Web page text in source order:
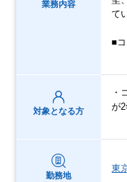
業務内容
て
■
対象となる方
・
が
勤務地
東